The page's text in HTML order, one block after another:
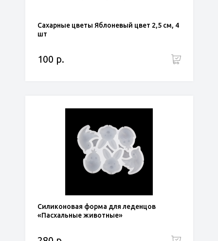
Сахарные цветы Яблоневый цвет 2,5 см, 4
шт
100 р.
Силиконовая форма для леденцов
«Пасхальные животные»